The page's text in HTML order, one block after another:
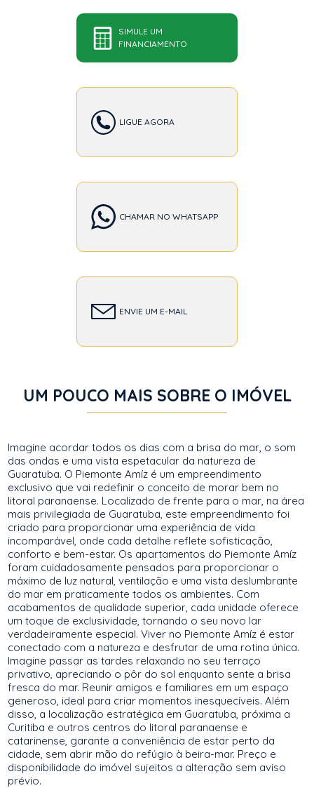
SIMULE UM
FINANCIAMENTO
LIGUE AGORA
CHAMAR NO WHATSAPP
ENVIE UM E-MAIL
UM POUCO MAIS SOBRE O IMÓVEL
Imagine acordar todos os dias com a brisa do mar, o som
das ondas e uma vista espetacular da natureza de
Guaratuba. O Piemonte Amíz é um empreendimento
exclusivo que vai redefinir o conceito de morar bem no
litoral paranaense. Localizado de frente para o mar, na área
mais privilegiada de Guaratuba, este empreendimento foi
criado para proporcionar uma experiência de vida
incomparável, onde cada detalhe reflete sofisticação,
conforto e bem-estar. Os apartamentos do Piemonte Amíz
foram cuidadosamente pensados para proporcionar o
máximo de luz natural, ventilação e uma vista deslumbrante
do mar em praticamente todos os ambientes. Com
acabamentos de qualidade superior, cada unidade oferece
um toque de exclusividade, tornando o seu novo lar
verdadeiramente especial. Viver no Piemonte Amíz é estar
conectado com a natureza e desfrutar de uma rotina única.
Imagine passar as tardes relaxando no seu terraço
privativo, apreciando o pôr do sol enquanto sente a brisa
fresca do mar. Reunir amigos e familiares em um espaço
generoso, ideal para criar momentos inesquecíveis. Além
disso, a localização estratégica em Guaratuba, próxima a
Curitiba e outros centros do litoral paranaense e
catarinense, garante a conveniência de estar perto da
cidade, sem abrir mão do refúgio à beira-mar. Preço e
disponibilidade do imóvel sujeitos a alteração sem aviso
prévio.